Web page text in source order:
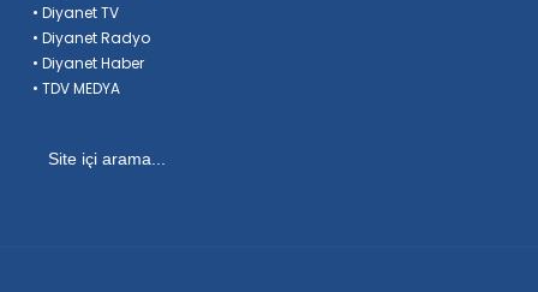
• Diyanet TV
• Diyanet Radyo
• Diyanet Haber
• TDV MEDYA
for: